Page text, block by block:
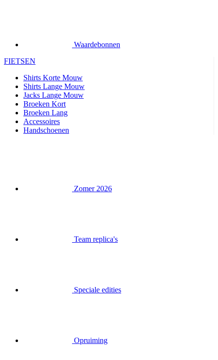
Shirts Lange Mouw
Broeken Kort
Accessoires
Handschoenen